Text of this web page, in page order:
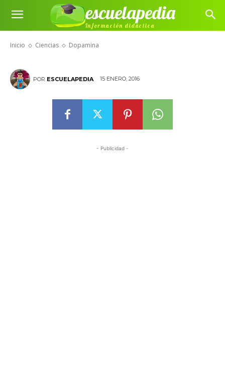
escuelapedia
Información didáctica
Inicio Ciencias Dopamina
Dopamina
POR ESCUELAPEDIA 15 ENERO, 2016
- Publicidad -